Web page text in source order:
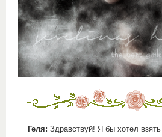
Геля: Здравствуй! Я бы хотел